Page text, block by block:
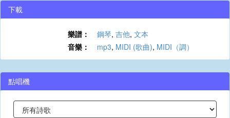
下載
樂譜： 鋼琴, 吉他, 文本
音樂：
mp3, MIDI (歌曲), MIDI（調）
點唱機